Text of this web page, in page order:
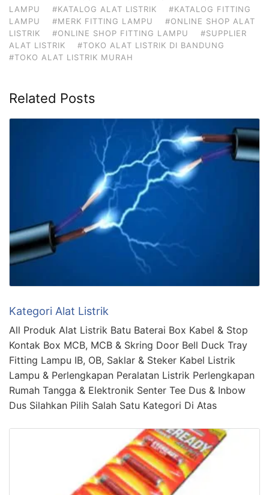
LAMPU
#KATALOG ALAT LISTRIK
#KATALOG FITTING
LAMPU
#MERK FITTING LAMPU
#ONLINE SHOP ALAT
LISTRIK
#ONLINE SHOP FITTING LAMPU
#SUPPLIER
ALAT LISTRIK
#TOKO ALAT LISTRIK DI BANDUNG
#TOKO ALAT LISTRIK MURAH
Related Posts
Kategori Alat Listrik
All Produk Alat Listrik Batu Baterai Box Kabel & Stop
Kontak Box MCB, MCB & Skring Door Bell Duck Tray
Fitting Lampu IB, OB, Saklar & Steker Kabel Listrik
Lampu & Perlengkapan Peralatan Listrik Perlengkapan
Rumah Tangga & Elektronik Senter Tee Dus & Inbow
Dus Silahkan Pilih Salah Satu Kategori Di Atas